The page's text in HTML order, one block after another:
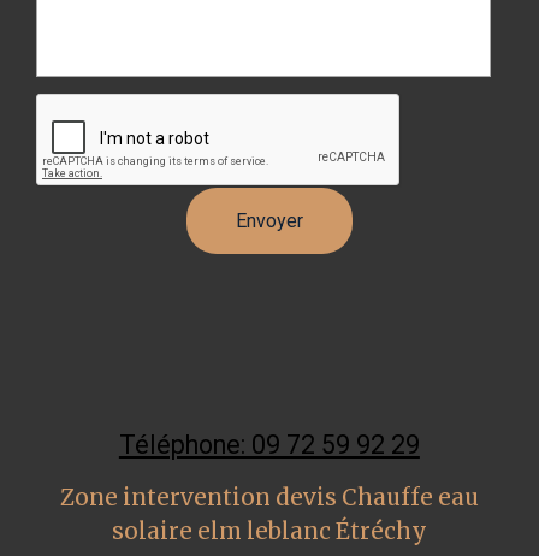
Téléphone: 09 72 59 92 29
Zone intervention devis Chauffe eau
solaire elm leblanc Étréchy